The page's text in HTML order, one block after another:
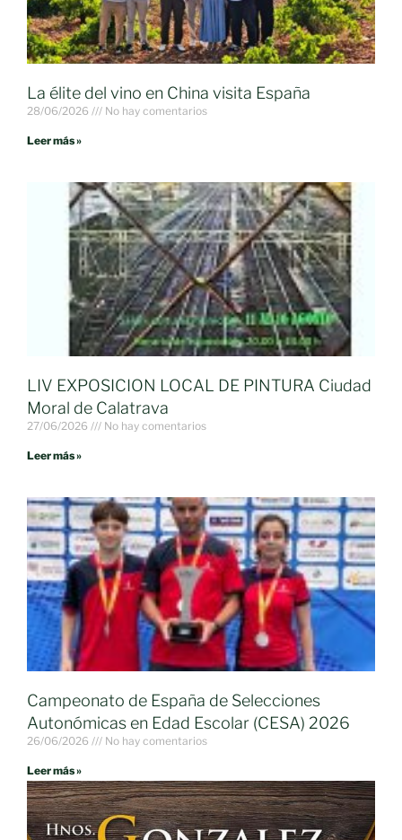
La élite del vino en China visita España
28/06/2026 No hay comentarios
Leer más »
LIV EXPOSICION LOCAL DE PINTURA Ciudad
Moral de Calatrava
27/06/2026 No hay comentarios
Leer más »
Campeonato de España de Selecciones
Autonómicas en Edad Escolar (CESA) 2026
26/06/2026 No hay comentarios
Leer más »